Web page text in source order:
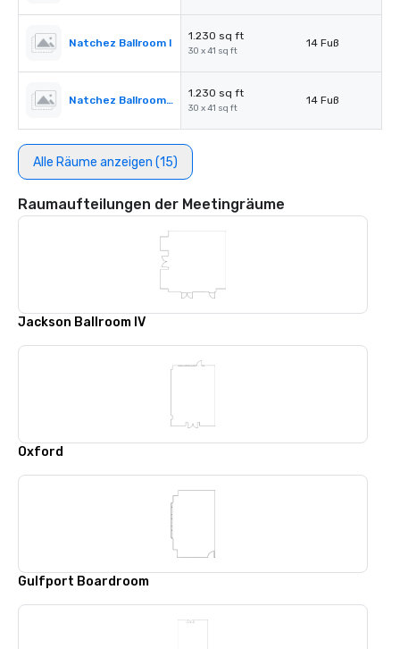
Natchez Ballroom I
1.230 sq ft
30 x 41 sq ft
14 Fuß
Natchez Ballroom II
1.230 sq ft
30 x 41 sq ft
14 Fuß
Alle Räume anzeigen (15)
Raumaufteilungen der Meetingräume
Jackson Ballroom IV
Oxford
Gulfport Boardroom